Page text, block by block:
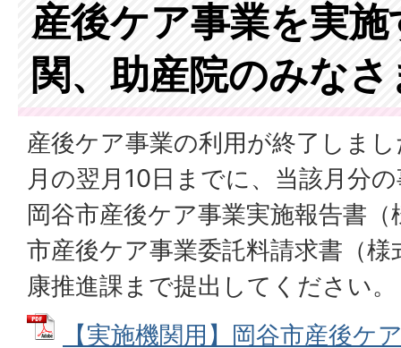
産後ケア事業を実
関、助産院のみなさ
産後ケア事業の利用が終了しま
月の翌月10日までに、当該月分
岡谷市産後ケア事業実施報告書
市産後ケア事業委託料請求書（
康推進課まで提出してください。
【実施機関用】岡谷市産後ケ